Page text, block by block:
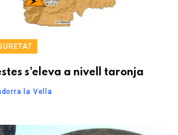
s'eleva a nivell taronja
la Vella